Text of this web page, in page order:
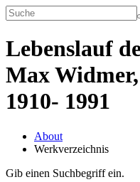
Lebenslauf
Max
1910- 1991
About
Werkverzeichnis
Gib einen Suchbegriff ein.